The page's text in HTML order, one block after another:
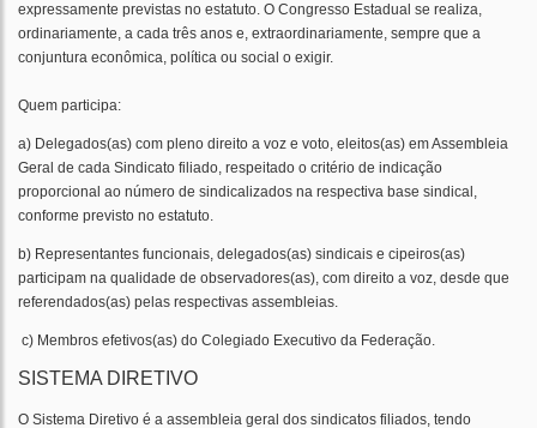
expressamente previstas no estatuto. O Congresso Estadual se realiza,
ordinariamente, a cada três anos e, extraordinariamente, sempre que a
conjuntura econômica, política ou social o exigir.
Quem participa:
a) Delegados(as) com pleno direito a voz e voto, eleitos(as) em Assembleia
Geral de cada Sindicato filiado, respeitado o critério de indicação
proporcional ao número de sindicalizados na respectiva base sindical,
conforme previsto no estatuto.
b) Representantes funcionais, delegados(as) sindicais e cipeiros(as)
participam na qualidade de observadores(as), com direito a voz, desde que
referendados(as) pelas respectivas assembleias.
c) Membros efetivos(as) do Colegiado Executivo da Federação.
SISTEMA DIRETIVO
O Sistema Diretivo é a assembleia geral dos sindicatos filiados, tendo